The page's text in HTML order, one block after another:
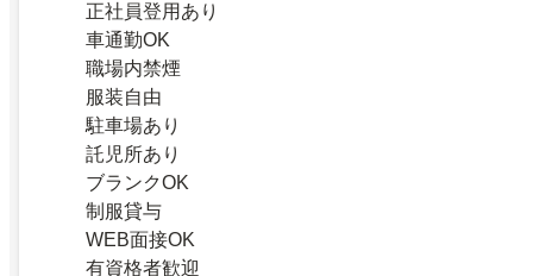
正社員登用あり
車通勤OK
職場内禁煙
服装自由
駐車場あり
託児所あり
ブランクOK
制服貸与
WEB面接OK
有資格者歓迎